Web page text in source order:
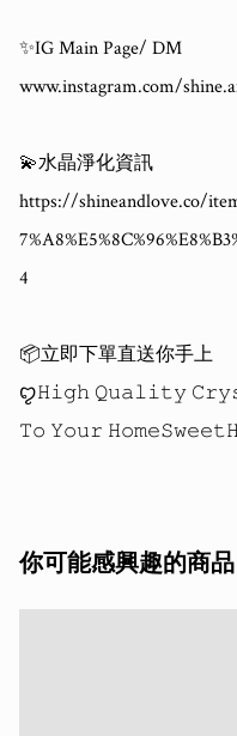
✨IG Main Page/ DM
www.instagram.com/
💫水晶淨化資訊
https://shineandlove.co/
4
📦立即下單直送你手上
ꨄ𝙷𝚒𝚐𝚑 𝚀𝚞𝚊𝚕𝚒𝚝𝚢
你可能感興趣的商品